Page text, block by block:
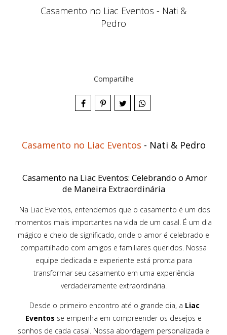
Casamento no Liac Eventos - Nati &
Pedro
Compartilhe
Casamento no Liac Eventos - Nati & Pedro
Casamento na Liac Eventos: Celebrando o Amor
de Maneira Extraordinária
Na Liac Eventos, entendemos que o casamento é um dos
momentos mais importantes na vida de um casal. É um dia
mágico e cheio de significado, onde o amor é celebrado e
compartilhado com amigos e familiares queridos. Nossa
equipe dedicada e experiente está pronta para
transformar seu casamento em uma experiência
verdadeiramente extraordinária.
Desde o primeiro encontro até o grande dia, a Liac
Eventos se empenha em compreender os desejos e
sonhos de cada casal. Nossa abordagem personalizada e